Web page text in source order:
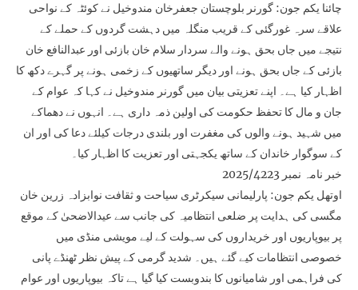
چائنا یکم جون: گورنر بلوچستان جعفرخان مندوخیل نے کوئٹہ کے نواحی
علاقے سرہ غورگئی کے قریب منگلہ میں دہشت گردوں کے حملے کے
نتیجے میں جاں بحق ہونے والے سردار سلام خان بازئی اور عبدالنافع خان
بازئی کے جاں بحق ہونے اور دیگر ساتھیوں کے زخمی ہونے پر گہرے دکھ کا
اظہار کیا ہے۔ اپنے تعزیتی بیان میں گورنر مندوخیل نے کہا کہ عوام کے
جان و مال کا تحفظ حکومت کی اولین ذمہ داری ہے۔ انہوں نے دھماکے
میں شہید ہونے والوں کی مغفرت اور بلندی درجات کیلئے دعا کی اور ان
کے سوگوار خاندان کے ساتھ یکجہتی اور تعزیت کا اظہار کیا۔
خبر نامہ نمبر 2025/4223
اوتھل یکم جون: پارلیمانی سیکرٹری سیاحت و ثقافت نوابزادہ زرین خان
مگسی کی ہدایت پر ضلعی انتظامیہ کی جانب سے عیدالاضحیٰ کے موقع
پر بیوپاریوں اور خریداروں کی سہولت کے لیے مویشی منڈی میں
خصوصی انتظامات کیے گئے ہیں۔ شدید گرمی کے پیش نظر ٹھنڈے پانی
کی فراہمی اور شامیانوں کا بندوبست کیا گیا ہے تاکہ بیوپاریوں اور عوام